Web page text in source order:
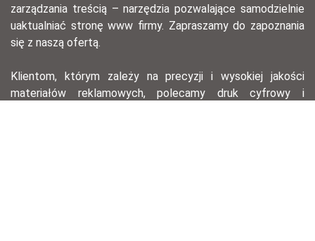
zarządzania treścią – narzędzia pozwalające samodzielnie
uaktualniać stronę www firmy. Zapraszamy do zapoznania
się z naszą ofertą.
Klientom, którym zależy na precyzji i wysokiej jakości
materiałów reklamowych, polecamy druk cyfrowy i